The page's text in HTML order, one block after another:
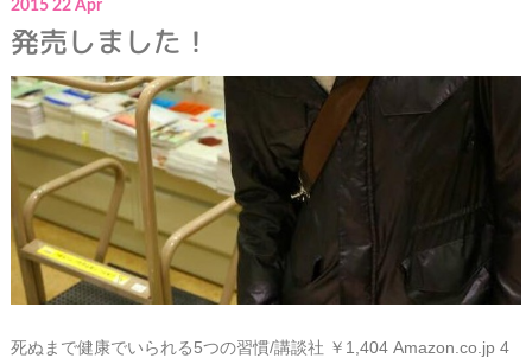
2015 22 Apr
発売しました！
死ぬまで健康でいられる5つの習慣/講談社 ￥1,404 Amazon.co.jp 4